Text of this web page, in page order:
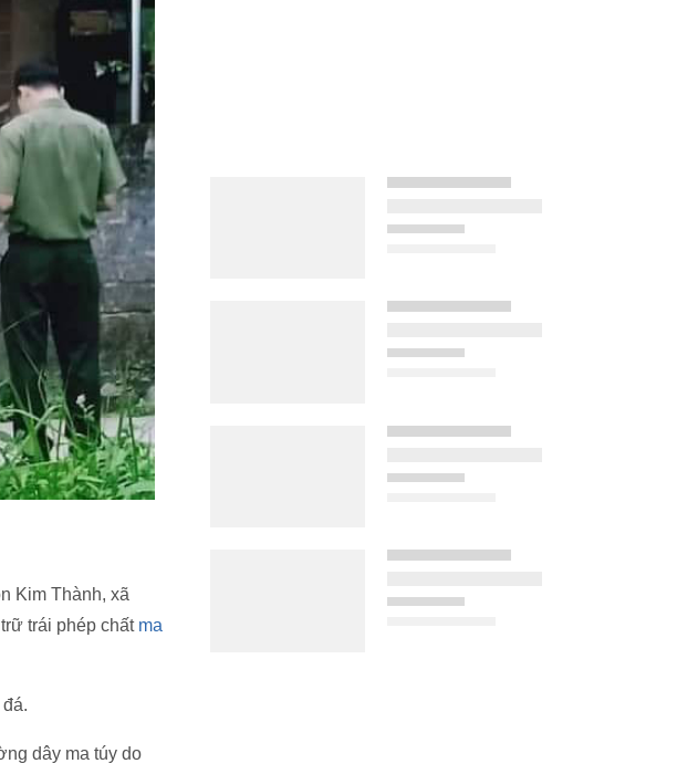
Kim Thành, xã
trái phép chất ma
dây ma túy do